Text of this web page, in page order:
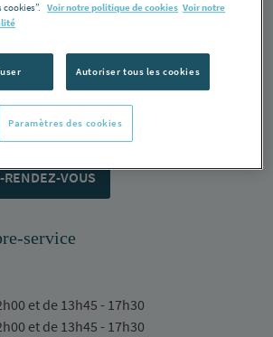
et de 14h00 - 17h30
12h00 et de 14h00 - 17h30
et de 14h00 - 17h30
- 12h00 et de 14h00 - 17h30
12h00
RENDEZ-VOUS
service
et de 13h45 - 17h30
et de 13h45 - 17h30
Voir notre politique de cookies Voir notre
Autoriser tous les cookies
Paramètres des cookies